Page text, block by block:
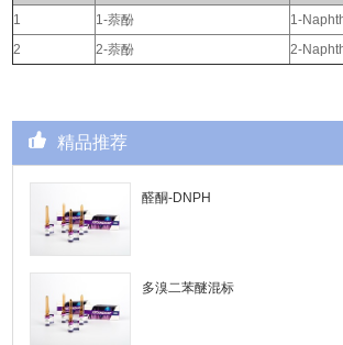
1
1-萘酚 1-
2
2-萘酚 2-
精品推荐
醛酮-DNPH
多溴二苯醚混标